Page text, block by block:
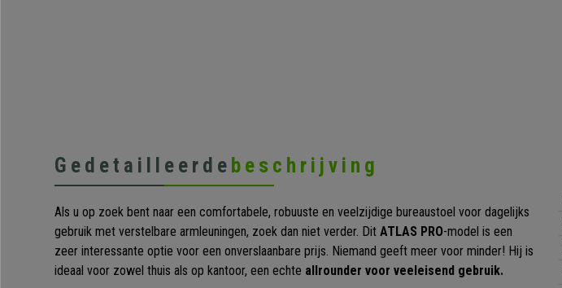
Gedetailleerde beschrijving
Als u op zoek bent naar een comfortabele, robuuste en veelzijdige bureaustoel voor dagelijks
gebruik met verstelbare armleuningen, zoek dan niet verder. Dit ATLAS PRO-model is een
zeer interessante optie voor een onverslaanbare prijs. Niemand geeft meer voor minder! Hij is
ideaal voor zowel thuis als op kantoor, een echte allrounder voor veeleisend gebruik.